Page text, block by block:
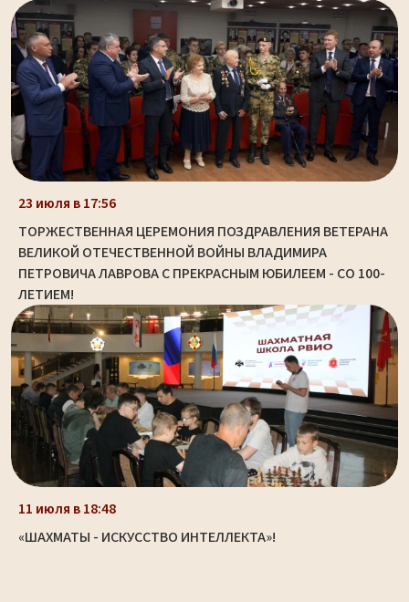
23 июля в 17:56
ТОРЖЕСТВЕННАЯ ЦЕРЕМОНИЯ ПОЗДРАВЛЕНИЯ ВЕТЕРАНА
ВЕЛИКОЙ ОТЕЧЕСТВЕННОЙ ВОЙНЫ ВЛАДИМИРА
ПЕТРОВИЧА ЛАВРОВА С ПРЕКРАСНЫМ ЮБИЛЕЕМ - СО 100-
ЛЕТИЕМ!
11 июля в 18:48
«ШАХМАТЫ - ИСКУССТВО ИНТЕЛЛЕКТА»!